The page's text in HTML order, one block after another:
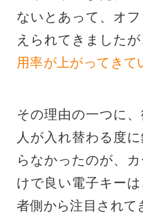
ないとあって、オ
えられてきました
用率が上がってきて
その理由の一つに
人が入れ替わる度
らなかったのが、
けで良い電子キー
者側から注目されて